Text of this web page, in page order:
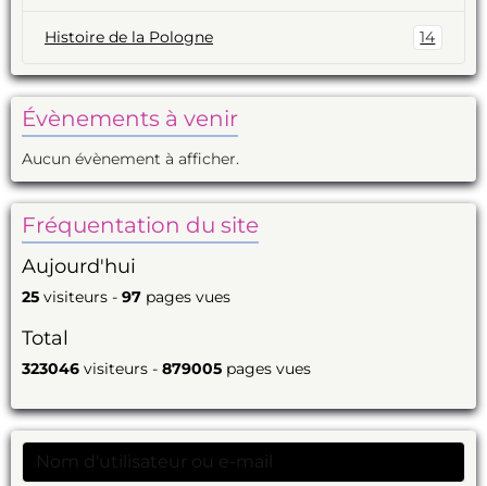
Histoire de la Pologne 14
Évènements à venir
Aucun évènement à afficher.
Fréquentation du site
Aujourd'hui
25 visiteurs - 97 pages vues
Total
323046 visiteurs - 879005 pages vues